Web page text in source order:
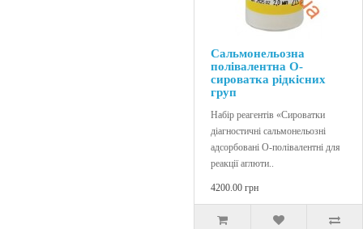
Сальмонельозна
полівалентна О-
сироватка рідкісних
груп
Набір реагентів «Сироватки
діагностичні сальмонельозні
адсорбовані О-полівалентні для
реакції аглюти..
4200.00 грн